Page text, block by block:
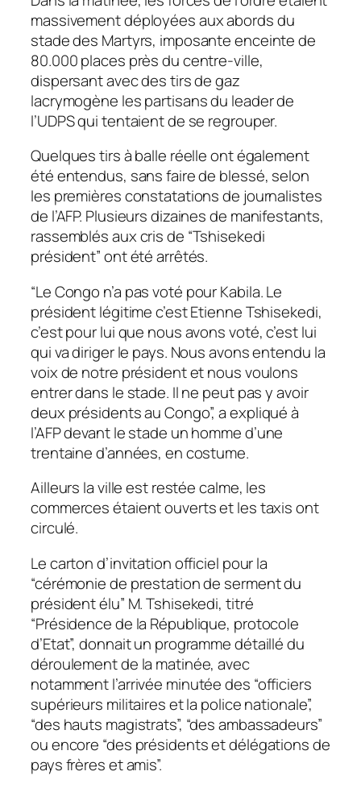
massivement déployées aux abords du
stade des Martyrs, imposante enceinte de
80.000 places près du centre-ville,
dispersant avec des tirs de gaz
lacrymogène les partisans du leader de
l’UDPS qui tentaient de se regrouper.
Quelques tirs à balle réelle ont également
été entendus, sans faire de blessé, selon
les premières constatations de journalistes
de l’AFP. Plusieurs dizaines de manifestants,
rassemblés aux cris de “Tshisekedi
président” ont été arrêtés.
“Le Congo n’a pas voté pour Kabila. Le
président légitime c’est Etienne Tshisekedi,
c’est pour lui que nous avons voté, c’est lui
qui va diriger le pays. Nous avons entendu la
voix de notre président et nous voulons
entrer dans le stade. Il ne peut pas y avoir
deux présidents au Congo”, a expliqué à
l’AFP devant le stade un homme d’une
trentaine d’années, en costume.
Ailleurs la ville est restée calme, les
commerces étaient ouverts et les taxis ont
circulé.
Le carton d’invitation officiel pour la
“cérémonie de prestation de serment du
président élu” M. Tshisekedi, titré
“Présidence de la République, protocole
d’Etat”, donnait un programme détaillé du
déroulement de la matinée, avec
notamment l’arrivée minutée des “officiers
supérieurs militaires et la police nationale”,
“des hauts magistrats”, “des ambassadeurs”
ou encore “des présidents et délégations de
pays frères et amis”.